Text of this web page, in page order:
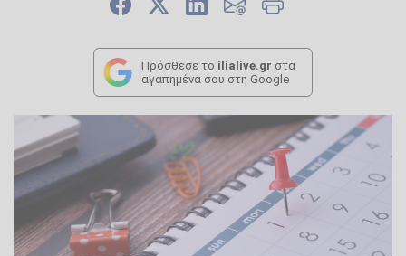
Πρόσθεσε το ilialive.gr στα
αγαπημένα σου στη Google